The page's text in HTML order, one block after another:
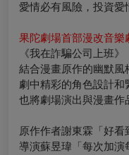
愛情必有風險，投資愛
果陀劇場首部漫改音樂
《我在詐騙公司上班》
結合漫畫原作的幽默
劇中精彩的角色設計和
也將劇場演出與漫畫
原作作者謝東霖「好
導演蘇昱瑋「每次加演